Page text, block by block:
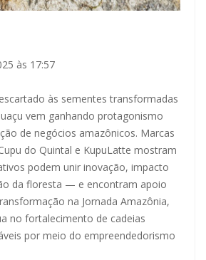
às 17:57
às sementes transformadas
vem ganhando protagonismo
de negócios amazônicos. Marcas
do Quintal e KupuLatte mostram
podem unir inovação, impacto
da floresta — e encontram apoio
na Jornada Amazônia,
no fortalecimento de cadeias
por meio do empreendedorismo